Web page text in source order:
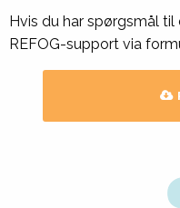
Hvis du har spørgsmål
REFOG-support via